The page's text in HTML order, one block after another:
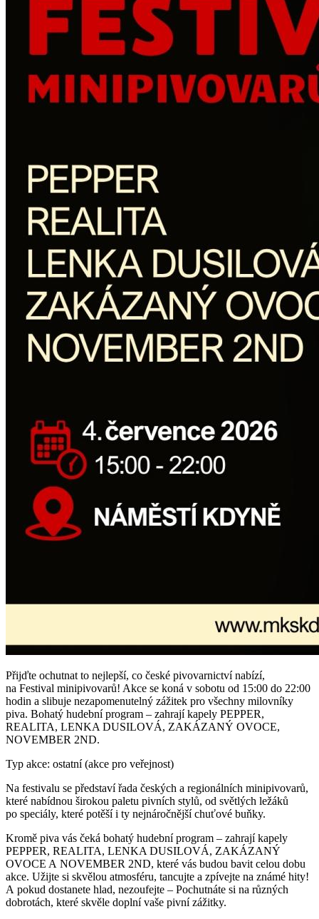
Přijďte ochutnat to nejlepší, co české pivovarnictví nabízí,
na Festival minipivovarů! Akce se koná v sobotu od 15:00 do 22:00
hodin a slibuje nezapomenutelný zážitek pro všechny milovníky
piva. Bohatý hudební program – zahrají kapely PEPPER,
REALITA, LENKA DUSILOVÁ, ZAKÁZANÝ OVOCE,
NOVEMBER 2ND.
Typ akce: ostatní (akce pro veřejnost)
Na festivalu se představí řada českých a regionálních minipivovarů,
které nabídnou širokou paletu pivních stylů, od světlých ležáků
po speciály, které potěší i ty nejnáročnější chuťové buňky.
Kromě piva vás čeká bohatý hudební program – zahrají kapely
PEPPER, REALITA, LENKA DUSILOVÁ, ZAKÁZANÝ
OVOCE A NOVEMBER 2ND, které vás budou bavit celou dobu
akce. Užijte si skvělou atmosféru, tancujte a zpívejte na známé hity!
A pokud dostanete hlad, nezoufejte – Pochutnáte si na různých
dobrotách, které skvěle doplní vaše pivní zážitky.